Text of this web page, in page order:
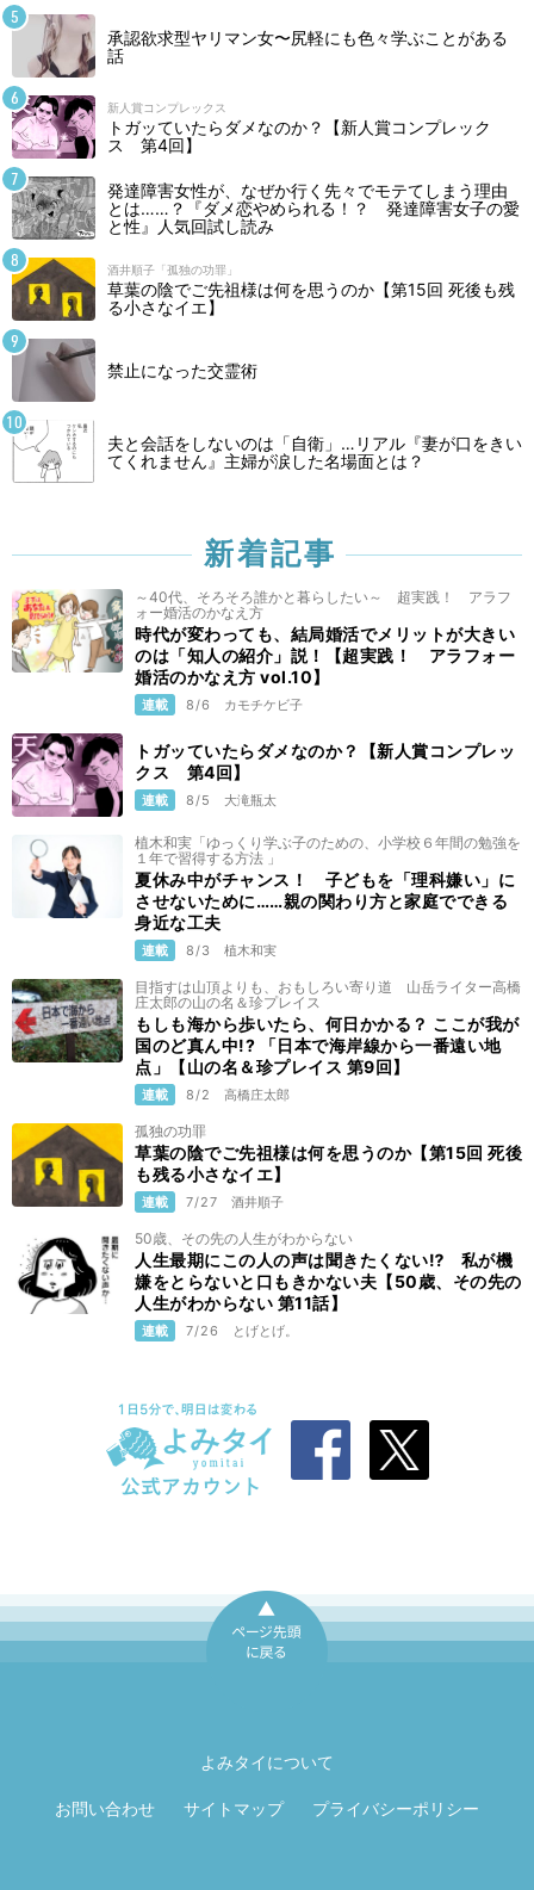
承認欲求型ヤリマン女〜尻軽にも色々学ぶことがある
話
新人賞コンプレックス
トガッていたらダメなのか？【新人賞コンプレック
ス 第4回】
発達障害女性が、なぜか行く先々でモテてしまう理由
とは……？『ダメ恋やめられる！？ 発達障害女子の愛
と性』人気回試し読み
酒井順子「孤独の功罪」
草葉の陰でご先祖様は何を思うのか【第15回 死後も残
る小さなイエ】
禁止になった交霊術
夫と会話をしないのは「自衛」…リアル『妻が口をきい
てくれません』主婦が涙した名場面とは？
新着記事
～40代、そろそろ誰かと暮らしたい～ 超実践！ アラフ
ォー婚活のかなえ方
時代が変わっても、結局婚活でメリットが大きい
のは「知人の紹介」説！【超実践！ アラフォー
婚活のかなえ方 vol.10】
連載 8/6 カモチケビ子
トガッていたらダメなのか？【新人賞コンプレッ
クス 第4回】
連載 8/5 大滝瓶太
植木和実「ゆっくり学ぶ子のための、小学校６年間の勉強を
１年で習得する方法 」
夏休み中がチャンス！ 子どもを「理科嫌い」に
させないために……親の関わり方と家庭でできる
身近な工夫
連載 8/3 植木和実
目指すは山頂よりも、おもしろい寄り道 山岳ライター高橋
庄太郎の山の名＆珍プレイス
もしも海から歩いたら、何日かかる？ ここが我が
国のど真ん中!? 「日本で海岸線から一番遠い地
点」【山の名＆珍プレイス 第9回】
連載 8/2 高橋庄太郎
孤独の功罪
草葉の陰でご先祖様は何を思うのか【第15回 死後
も残る小さなイエ】
連載 7/27 酒井順子
50歳、その先の人生がわからない
人生最期にこの人の声は聞きたくない⁉ 私が機
嫌をとらないと口もきかない夫【50歳、その先の
人生がわからない 第11話】
連載 7/26 とげとげ。
よみタイについて
お問い合わせ サイトマップ プライバシーポリシー